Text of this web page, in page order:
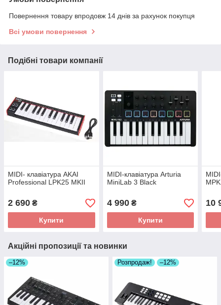
Повернення товару впродовж 14 днів за рахунок покупця
Всі умови повернення
Подібні товари компанії
MIDI- клавіатура AKAI
Professional LPK25 MKII
2 690 ₴
Купити
MIDI-клавіатура Arturia
MiniLab 3 Black
4 990₴
Купити
10
Акційні пропозиції та новинки
–12% Розпродаж! –12%